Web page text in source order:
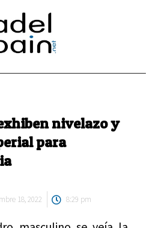
nivelazo y
para
18, 2022 8:29 pm